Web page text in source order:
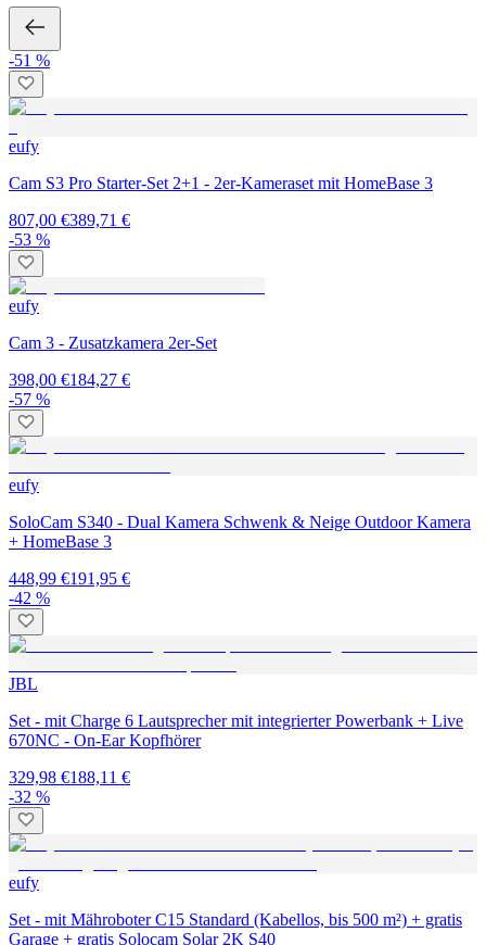
-51 %
eufy
Cam S3 Pro Starter-Set 2+1 - 2er-Kameraset mit HomeBase 3
807,00 €389,71 €
-53 %
eufy
Cam 3 - Zusatzkamera 2er-Set
398,00 €184,27 €
-57 %
eufy
SoloCam S340 - Dual Kamera Schwenk & Neige Outdoor Kamera
+ HomeBase 3
448,99 €191,95 €
-42 %
JBL
Set - mit Charge 6 Lautsprecher mit integrierter Powerbank + Live
670NC - On-Ear Kopfhörer
329,98 €188,11 €
-32 %
eufy
Set - mit Mähroboter C15 Standard (Kabellos, bis 500 m²) + gratis
Garage + gratis Solocam Solar 2K S40